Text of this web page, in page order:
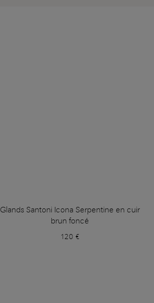
Glands Santoni Icona Serpentine en cuir
brun foncé
120 €